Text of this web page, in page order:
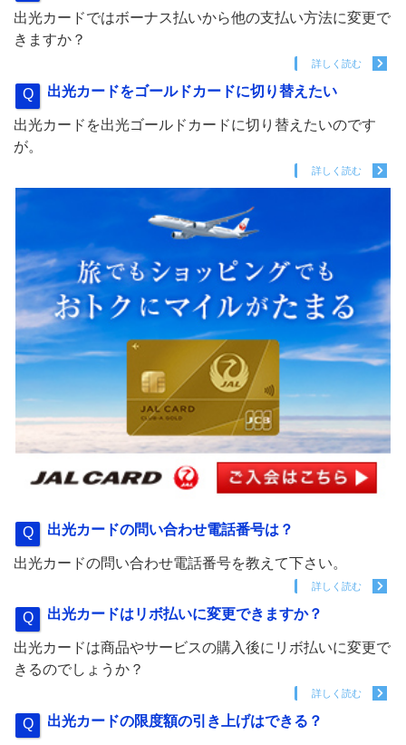
出光カードではボーナス払いから他の支払い方法に変更で
きますか？
詳しく読む
出光カードをゴールドカードに切り替えたい
出光カードを出光ゴールドカードに切り替えたいのです
が。
詳しく読む
出光カードの問い合わせ電話番号は？
出光カードの問い合わせ電話番号を教えて下さい。
詳しく読む
出光カードはリボ払いに変更できますか？
出光カードは商品やサービスの購入後にリボ払いに変更で
きるのでしょうか？
詳しく読む
出光カードの限度額の引き上げはできる？